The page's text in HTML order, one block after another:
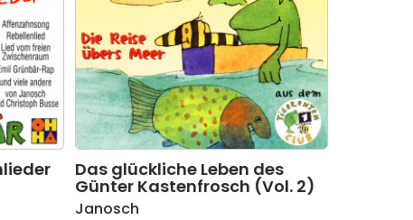
Das glückliche Leben des
Günter Kastenfrosch (Vol. 2)
Janosch